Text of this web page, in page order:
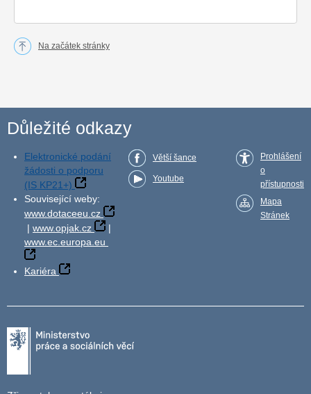
Na začátek stránky
Důležité odkazy
Elektronické podání
žádosti o podporu
(IS KP21+)
Související weby:
www.dotaceeu.cz
| www.opjak.cz
|
www.ec.europa.eu
Kariéra
Větší šance
Youtube
Prohlášení
o
přístupnosti
Mapa
Stránek